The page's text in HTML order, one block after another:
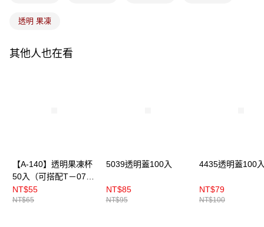
ATM付款
運送方式
透明 果凍
其他人也在看
【A-140】透明果凍杯
50入（可搭配T－075
透明蓋）
NT$55
NT$65
5039透明蓋100入
NT$85
NT$95
4435透明蓋100
NT$79
NT$100